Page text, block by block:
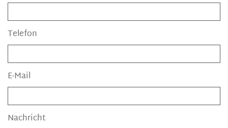
Telefon
E-Mail
Nachricht